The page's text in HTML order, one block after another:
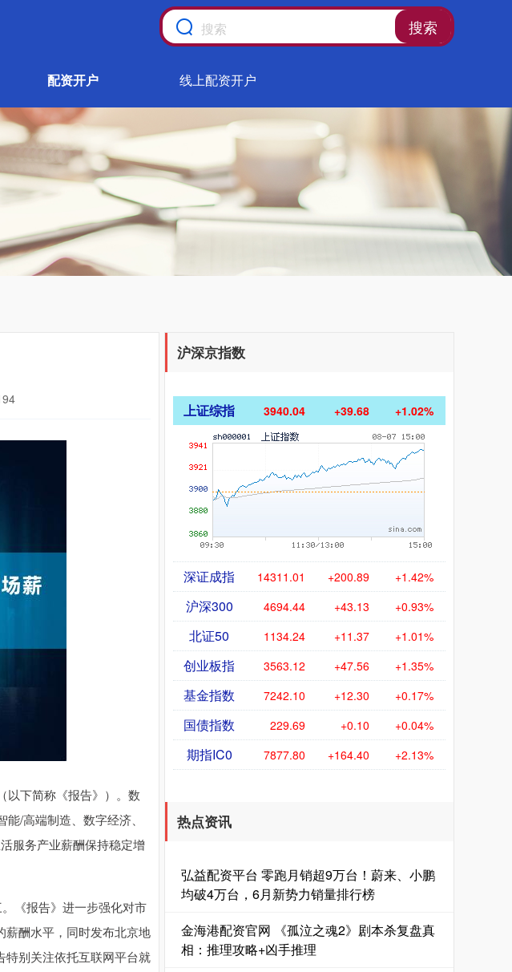
搜索
配资开户 线上配资开户
以下简称《报告》）。数
/高端制造、数字经济、
服务产业薪酬保持稳定增
《报告》进一步强化对市
薪酬水平，同时发布北京地
特别关注依托互联网平台就
沪深京指数
上证综指 3940.04 +39.68 +1.02%
深证成指 14311.01 +200.89 +1.42%
沪深300 4694.44 +43.13 +0.93%
北证50 1134.24 +11.37 +1.01%
创业板指 3563.12 +47.56 +1.35%
基金指数 7242.10 +12.30 +0.17%
国债指数 229.69 +0.10 +0.04%
期指IC0 7877.80 +164.40 +2.13%
热点资讯
弘益配资平台 零跑月销超9万台！蔚来、小鹏
均破4万台，6月新势力销量排行榜
金海港配资官网 《孤泣之魂2》剧本杀复盘真
相：推理攻略+凶手推理